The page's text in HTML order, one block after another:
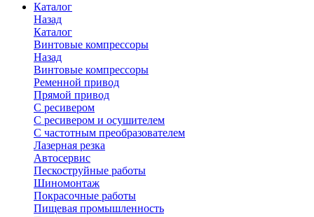
Каталог
Назад
Каталог
Винтовые компрессоры
Назад
Винтовые компрессоры
Ременной привод
Прямой привод
С ресивером
С ресивером и осушителем
С частотным преобразователем
Лазерная резка
Автосервис
Пескоструйные работы
Шиномонтаж
Покрасочные работы
Пищевая промышленность